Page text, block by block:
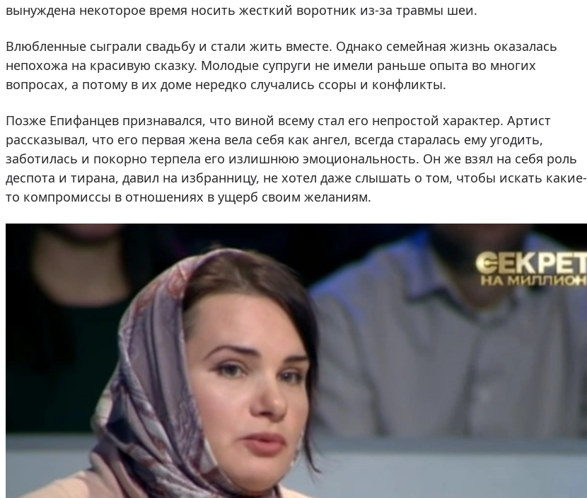
вынуждена некоторое время носить жесткий воротник из-за травмы шеи.
Влюбленные сыграли свадьбу и стали жить вместе. Однако семейная жизнь оказалась
непохожа на красивую сказку. Молодые супруги не имели раньше опыта во многих
вопросах, а потому в их доме нередко случались ссоры и конфликты.
Позже Епифанцев признавался, что виной всему стал его непростой характер. Артист
рассказывал, что его первая жена вела себя как ангел, всегда старалась ему угодить,
заботилась и покорно терпела его излишнюю эмоциональность. Он же взял на себя роль
деспота и тирана, давил на избранницу, не хотел даже слышать о том, чтобы искать какие-
то компромиссы в отношениях в ущерб своим желаниям.